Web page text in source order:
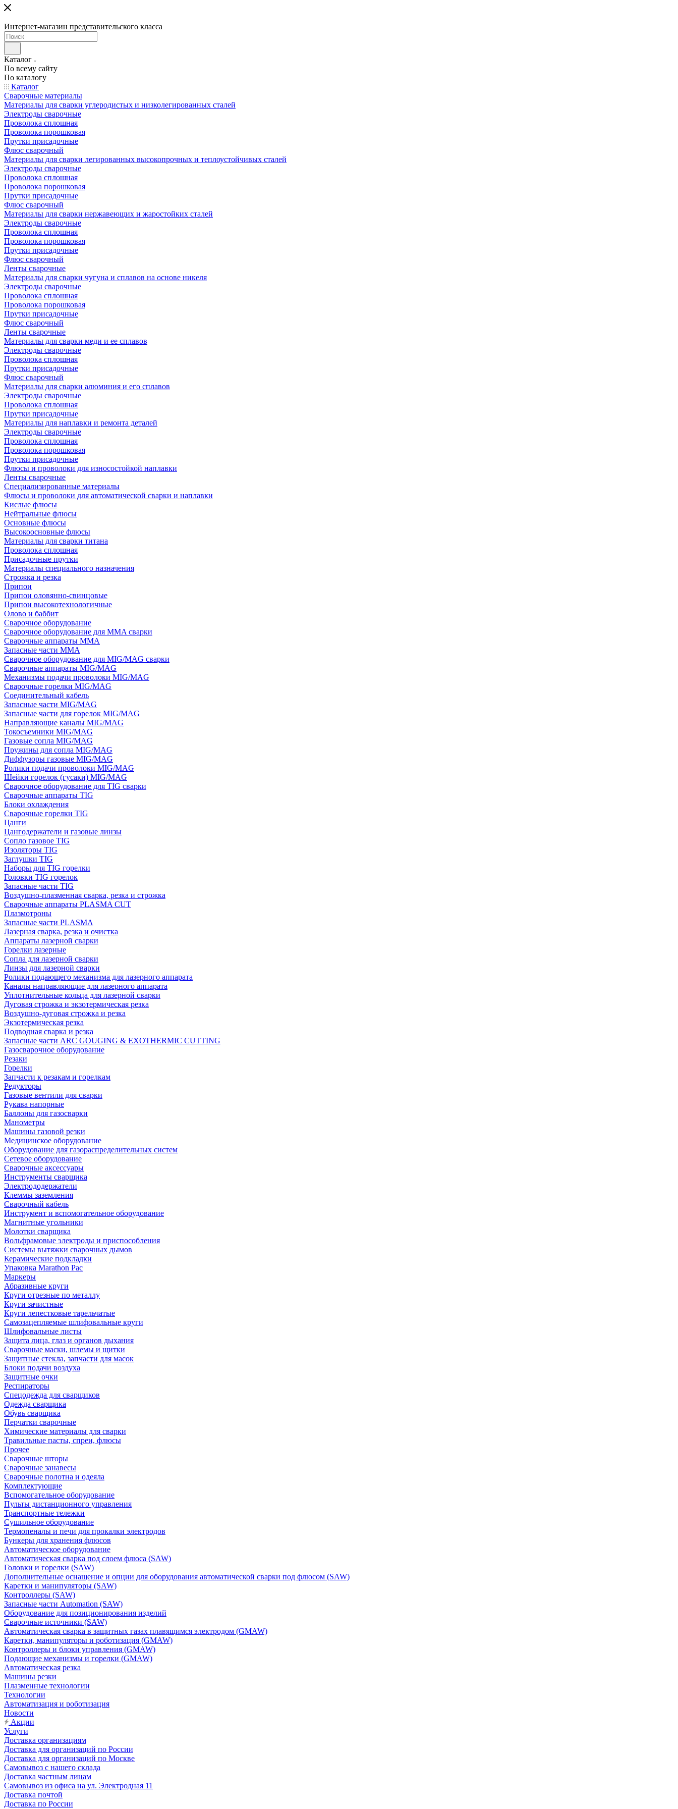
Интернет-магазин представительского класса
Каталог
По всему сайту
По каталогу
Каталог
Сварочные материалы
Материалы для сварки углеродистых и низколегированных сталей
Электроды сварочные
Проволока сплошная
Проволока порошковая
Прутки присадочные
Флюс сварочный
Материалы для сварки легированных высокопрочных и теплоустойчивых сталей
Электроды сварочные
Проволока сплошная
Проволока порошковая
Прутки присадочные
Флюс сварочный
Материалы для сварки нержавеющих и жаростойких сталей
Электроды сварочные
Проволока сплошная
Проволока порошковая
Прутки присадочные
Флюс сварочный
Ленты сварочные
Материалы для сварки чугуна и сплавов на основе никеля
Электроды сварочные
Проволока сплошная
Проволока порошковая
Прутки присадочные
Флюс сварочный
Ленты сварочные
Материалы для сварки меди и ее сплавов
Электроды сварочные
Проволока сплошная
Прутки присадочные
Флюс сварочный
Материалы для сварки алюминия и его сплавов
Электроды сварочные
Проволока сплошная
Прутки присадочные
Материалы для наплавки и ремонта деталей
Электроды сварочные
Проволока сплошная
Проволока порошковая
Прутки присадочные
Флюсы и проволоки для износостойкой наплавки
Ленты сварочные
Специализированные материалы
Флюсы и проволоки для автоматической сварки и наплавки
Кислые флюсы
Нейтральные флюсы
Основные флюсы
Высокоосновные флюсы
Материалы для сварки титана
Проволока сплошная
Присадочные прутки
Материалы специального назначения
Строжка и резка
Припои
Припои оловянно-свинцовые
Припои высокотехнологичные
Олово и баббит
Сварочное оборудование
Сварочное оборудование для MMA сварки
Сварочные аппараты MMA
Запасные части MMA
Сварочное оборудование для MIG/MAG сварки
Сварочные аппараты MIG/MAG
Механизмы подачи проволоки MIG/MAG
Сварочные горелки MIG/MAG
Соединительный кабель
Запасные части MIG/MAG
Запасные части для горелок MIG/MAG
Направляющие каналы MIG/MAG
Токосъемники MIG/MAG
Газовые сопла MIG/MAG
Пружины для сопла MIG/MAG
Диффузоры газовые MIG/MAG
Ролики подачи проволоки MIG/MAG
Шейки горелок (гусаки) MIG/MAG
Сварочное оборудование для TIG сварки
Сварочные аппараты TIG
Блоки охлаждения
Сварочные горелки TIG
Цанги
Цангодержатели и газовые линзы
Сопло газовое TIG
Изоляторы TIG
Заглушки TIG
Наборы для TIG горелки
Головки TIG горелок
Запасные части TIG
Воздушно-плазменная сварка, резка и строжка
Сварочные аппараты PLASMA CUT
Плазмотроны
Запасные части PLASMA
Лазерная сварка, резка и очистка
Аппараты лазерной сварки
Горелки лазерные
Сопла для лазерной сварки
Линзы для лазерной сварки
Ролики подающего механизма для лазерного аппарата
Каналы направляющие для лазерного аппарата
Уплотнительные кольца для лазерной сварки
Дуговая строжка и экзотермическая резка
Воздушно-дуговая строжка и резка
Экзотермическая резка
Подводная сварка и резка
Запасные части ARC GOUGING & EXOTHERMIC CUTTING
Газосварочное оборудование
Резаки
Горелки
Запчасти к резакам и горелкам
Редукторы
Газовые вентили для сварки
Рукава напорные
Баллоны для газосварки
Манометры
Машины газовой резки
Медицинское оборудование
Оборудование для газораспределительных систем
Сетевое оборудование
Сварочные аксессуары
Инструменты сварщика
Электрододержатели
Клеммы заземления
Сварочный кабель
Инструмент и вспомогательное оборудование
Магнитные угольники
Молотки сварщика
Вольфрамовые электроды и приспособления
Системы вытяжки сварочных дымов
Керамические подкладки
Упаковка Marathon Pac
Маркеры
Абразивные круги
Круги отрезные по металлу
Круги зачистные
Круги лепестковые тарельчатые
Самозацепляемые шлифовальные круги
Шлифовальные листы
Защита лица, глаз и органов дыхания
Сварочные маски, шлемы и щитки
Защитные стекла, запчасти для масок
Блоки подачи воздуха
Защитные очки
Респираторы
Спецодежда для сварщиков
Одежда сварщика
Обувь сварщика
Перчатки сварочные
Химические материалы для сварки
Травильные пасты, спреи, флюсы
Прочее
Сварочные шторы
Сварочные занавесы
Сварочные полотна и одеяла
Комплектующие
Вспомогательное оборудование
Пульты дистанционного управления
Транспортные тележки
Сушильное оборудование
Термопеналы и печи для прокалки электродов
Бункеры для хранения флюсов
Автоматическое оборудование
Автоматическая сварка под слоем флюса (SAW)
Головки и горелки (SAW)
Дополнительные оснащение и опции для оборудования автоматической сварки под флюсом (SAW)
Каретки и манипуляторы (SAW)
Контроллеры (SAW)
Запасные части Automation (SAW)
Оборудование для позиционирования изделий
Сварочные источники (SAW)
Автоматическая сварка в защитных газах плавящимся электродом (GMAW)
Каретки, манипуляторы и роботизация (GMAW)
Контроллеры и блоки управления (GMAW)
Подающие механизмы и горелки (GMAW)
Автоматическая резка
Машины резки
Плазменные технологии
Технологии
Автоматизация и роботизация
Новости
Акции
Услуги
Доставка организациям
Доставка для организаций по России
Доставка для организаций по Москве
Самовывоз с нашего склада
Доставка частным лицам
Самовывоз из офиса на ул. Электродная 11
Доставка почтой
Доставка по России